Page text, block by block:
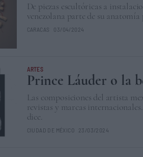
De piezas escultóricas a
venezolana parte de su anatomía
CARACAS 03/04/2024
ARTES
Prince Láuder o la
Las composiciones del artista
revistas y marcas
dice.
CIUDAD DE MÉXICO 23/03/2024